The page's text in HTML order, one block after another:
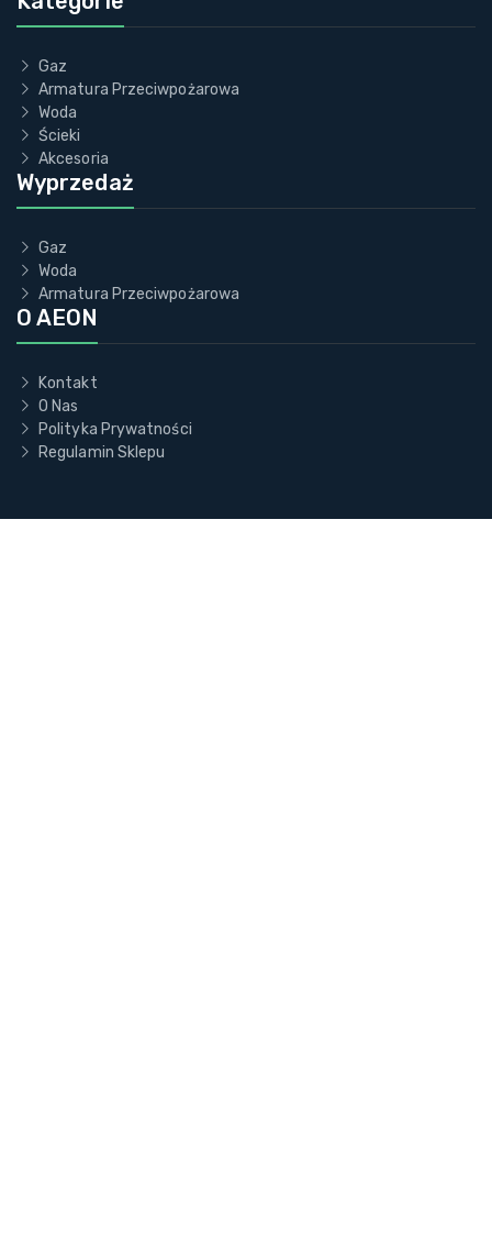
Gaz
Armatura Przeciwpożarowa
Woda
Ścieki
Akcesoria
Wyprzedaż
Gaz
Woda
Armatura Przeciwpożarowa
O AEON
Kontakt
O Nas
Polityka Prywatności
Regulamin Sklepu